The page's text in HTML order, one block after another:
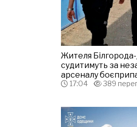
Жителя
судитимуть за
арсеналу
17:04 389